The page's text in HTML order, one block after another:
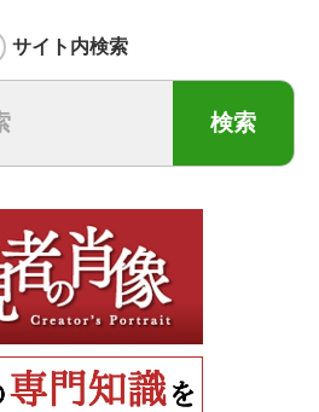
サイト内検索
検索